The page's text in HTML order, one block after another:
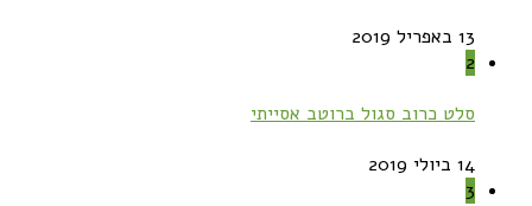
13 באפריל 2019
2
סלט כרוב סגול ברוטב אסייתי
14 ביולי 2019
3